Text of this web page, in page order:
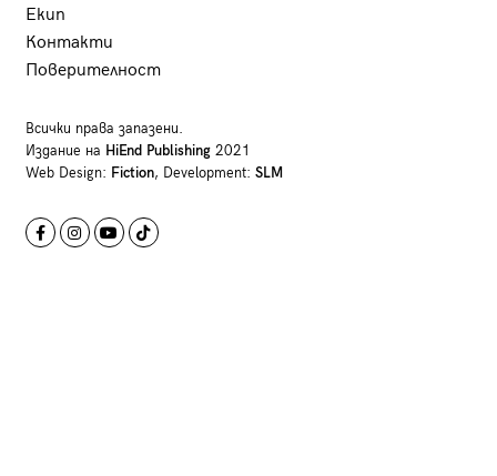
Екип
Контакти
Поверителност
Всички права запазени.
Издание на HiEnd Publishing2021
Web Design: Fiction, Development: SLM